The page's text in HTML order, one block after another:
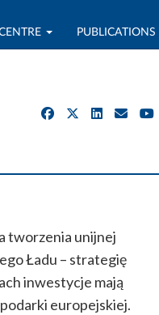
PUBLICATIONS
tworzenia unijnej
Ładu – strategię
inwestycje mają
europejskiej.